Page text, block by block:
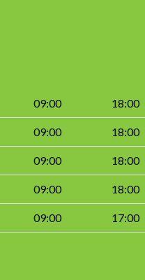
09:00 18:00
09:00 18:00
09:00 18:00
09:00 18:00
09:00 17:00